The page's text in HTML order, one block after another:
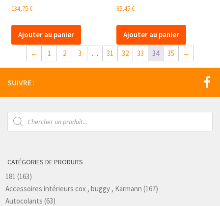
134,75€
Ajouter au panier
65,45€
Ajouter au panier
← 1 2 3 … 31 32 33 34 35 →
SUIVRE :
Recherche
de
produits
CATÉGORIES DE PRODUITS
181 (163)
Accessoires intérieurs cox , buggy , Karmann (167)
Autocolants (63)